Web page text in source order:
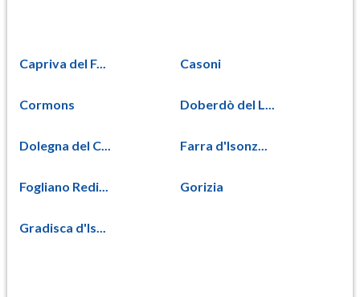
Capriva del F... Casoni
Cormons Doberdò del L...
Dolegna del C... Farra d'Isonz...
Fogliano Redi... Gorizia
Gradisca d'Is...